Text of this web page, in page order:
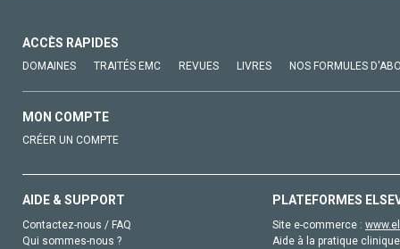
ACCÈS RAPIDES
DOMAINES TRAITÉS EMC REVUES LIVRES NOS FORMULES
MON COMPTE
CRÉER UN COMPTE
AIDE & SUPPORT
Contactez-nous / FAQ
Qui sommes-nous ?
PLATEFORMES
Site e-commerce :
Aide à la pratique